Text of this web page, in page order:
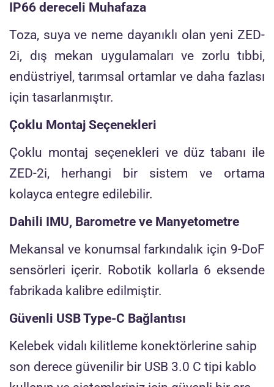
IP66 dereceli Muhafaza
Toza, suya ve neme dayanıklı olan yeni ZED-
2i, dış mekan uygulamaları ve zorlu tıbbi,
endüstriyel, tarımsal ortamlar ve daha fazlası
için tasarlanmıştır.
Çoklu Montaj Seçenekleri
Çoklu montaj seçenekleri ve düz tabanı ile
ZED-2i, herhangi bir sistem ve ortama
kolayca entegre edilebilir.
Dahili IMU, Barometre ve Manyetometre
Mekansal ve konumsal farkındalık için 9-DoF
sensörleri içerir. Robotik kollarla 6 eksende
fabrikada kalibre edilmiştir.
Güvenli USB Type-C Bağlantısı
Kelebek vidalı kilitleme konektörlerine sahip
son derece güvenilir bir USB 3.0 C tipi kablo